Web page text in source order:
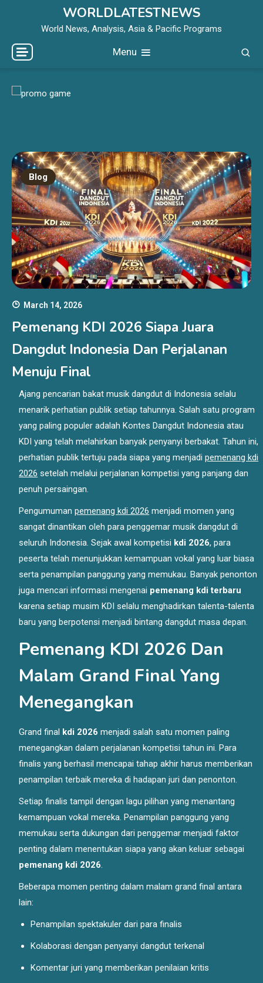
WORLDLATESTNEWS
World News, Analysis, Asia & Pacific Programs
Menu
Blog
March 14, 2026
Pemenang KDI 2026 Siapa Juara
Dangdut Indonesia Dan Perjalanan
Menuju Final
Ajang pencarian bakat musik dangdut di Indonesia selalu
menarik perhatian publik setiap tahunnya. Salah satu program
yang paling populer adalah Kontes Dangdut Indonesia atau
KDI yang telah melahirkan banyak penyanyi berbakat. Tahun ini,
perhatian publik tertuju pada siapa yang menjadipemenang kdi
2026 setelah melalui perjalanan kompetisi yang panjang dan
penuh persaingan.
Pengumumanpemenang kdi 2026 menjadi momen yang
sangat dinantikan oleh para penggemar musik dangdut di
seluruh Indonesia. Sejak awal kompetisi kdi 2026, para
peserta telah menunjukkan kemampuan vokal yang luar biasa
serta penampilan panggung yang memukau. Banyak penonton
juga mencari informasi mengenai pemenang kdi terbaru
karena setiap musim KDI selalu menghadirkan talenta-talenta
baru yang berpotensi menjadi bintang dangdut masa depan.
Pemenang KDI 2026 Dan
Malam Grand Final Yang
Menegangkan
Grand final kdi 2026 menjadi salah satu momen paling
menegangkan dalam perjalanan kompetisi tahun ini. Para
finalis yang berhasil mencapai tahap akhir harus memberikan
penampilan terbaik mereka di hadapan juri dan penonton.
Setiap finalis tampil dengan lagu pilihan yang menantang
kemampuan vokal mereka. Penampilan panggung yang
memukau serta dukungan dari penggemar menjadi faktor
penting dalam menentukan siapa yang akan keluar sebagai
pemenang kdi 2026.
Beberapa momen penting dalam malam grand final antara
lain:
Penampilan spektakuler dari para finalis
Kolaborasi dengan penyanyi dangdut terkenal
Komentar juri yang memberikan penilaian kritis